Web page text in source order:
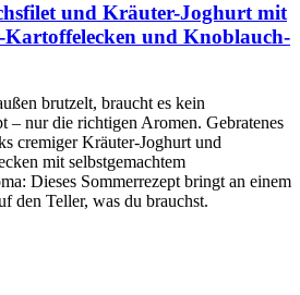
und Kräuter-Joghurt mit
und Knoblauch-
brutzelt, braucht es kein
– nur die richtigen Aromen. Gebratenes
cremiger Kräuter-Joghurt und
mit selbstgemachtem
Dieses Sommerrezept bringt an einem
den Teller, was du brauchst.